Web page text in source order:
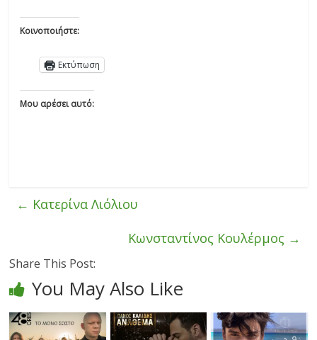
Κοινοποιήστε:
Εκτύπωση
Μου αρέσει αυτό:
← Κατερίνα Λιόλιου
Κωνσταντίνος Κουλέρμος →
Share This Post:
You May Also Like